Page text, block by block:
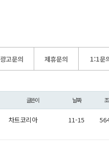
광고문의 제휴문의 1:1문
글쓴이 날짜
차트코리아 11-15